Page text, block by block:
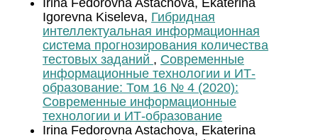
Igorevna Kiseleva, Гибридная
интеллектуальная информационная
система прогнозирования количества
тестовых заданий , Современные
информационные технологии и ИТ-
образование: Том 16 № 4 (2020):
Современные информационные
технологии и ИТ-образование
Irina Fedorovna Astachova, Ekaterina